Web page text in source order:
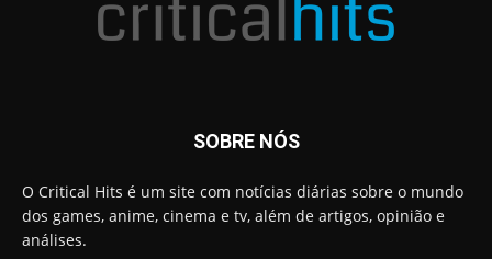
SOBRE NÓS
O Critical Hits é um site com notícias diárias sobre o mundo
dos games, anime, cinema e tv, além de artigos, opinião e
análises.